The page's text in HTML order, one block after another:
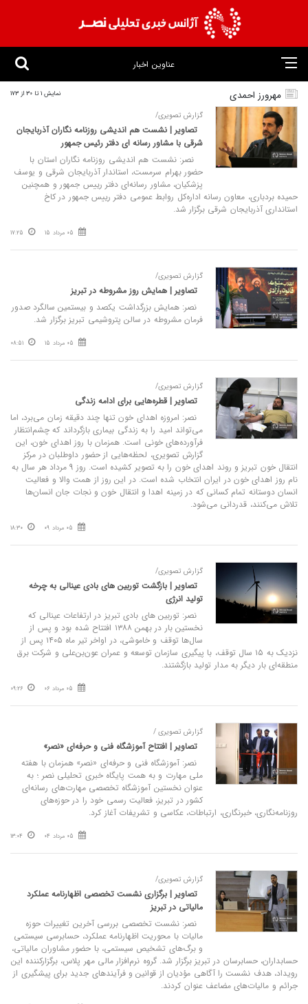
عناوین اخبار
مهرورز احمدی نمایش 1 تا 30 از 173
گزارش تصویری/
تصاویر | نشست هم‌ اندیشی روزنامه‌ نگاران آذربایجان
شرقی با مشاور رسانه‌ ای دفتر رئیس‌ جمهور
نصر: نشست هم‌ اندیشی روزنامه‌ نگاران استان با
حضور بهرام سرمست، استاندار آذربایجان شرقی و یوسف
پزشکیان، مشاور رسانه‌ای دفتر رییس‌ جمهور و همچنین
حمیده بردباری، معاون رسانه اداره‌کل روابط عمومی دفتر رییس‌ جمهور در کاخ
استانداری آذربایجان شرقی برگزار شد.
05 مرداد 15 17:25
گزارش تصویری/
تصاویر | همایش روز مشروطه در تبریز
نصر: همایش بزرگداشت یکصد و بیستمین سالگرد صدور
فرمان مشروطه در سالن پتروشیمی تبریز برگزار شد.
05 مرداد 15 08:51
گزارش تصویری/
تصاویر | قطره‌هایی برای ادامه زندگی
نصر: امروزه اهدای خون تنها چند دقیقه زمان می‌برد، اما
می‌تواند امید را به زندگی بیماری بازگرداند که چشم‌انتظار
فرآورده‌های خونی است. همزمان با روز اهدای خون، این
گزارش تصویری، لحظه‌هایی از حضور داوطلبان در مرکز
انتقال خون تبریز و روند اهدای خون را به تصویر کشیده است. روز 9 مرداد هر سال به
نام روز اهدای خون در ایران انتخاب شده است. در این روز از همت والا و فعالیت
انسان دوستانه تمام کسانی که در زمینه اهدا و انتقال خون و نجات جان انسان‌ها
تلاش می‌کنند، قدردانی می‌شود.
05 مرداد 09 18:30
گزارش تصویری/
تصاویر | بازگشت توربین‌ های بادی عینالی به چرخه
تولید انرژی
نصر: توربین‌ های بادی تبریز در ارتفاعات عینالی که
نخستین بار در بهمن ۱۳۸۸ افتتاح شده بود و پس از
سال‌ها توقف و خاموشی، در اواخر تیر ماه ۱۴۰۵ پس از
نزدیک به ۱۵ سال توقف، با پیگیری سازمان توسعه و عمران عون‌بن‌علی و شرکت برق
منطقه‌ای بار دیگر به مدار تولید بازگشتند.
05 مرداد 06 09:26
گزارش تصویری /
تصاویر | افتتاح آموزشگاه فنی و حرفه‌ای «نصر»
نصر: آموزشگاه فنی و حرفه‌ای «نصر» همزمان با هفته
ملی مهارت و به همت پایگاه خبری تحلیلی نصر ؛ به
عنوان نخستین آموزشگاه تخصصی مهارت‌های رسانه‌ای
کشور در تبریز، فعالیت رسمی خود را در حوزه‌های
روزنامه‌نگاری، خبرنگاری، ارتباطات، عکاسی و تشریفات آغاز کرد.
05 مرداد 04 13:04
گزارش تصویری/
تصاویر | برگزاری نشست تخصصی اظهارنامه عملکرد
مالیاتی در تبریز
نصر: نشست تخصصی بررسی آخرین تغییرات حوزه
مالیات با محوریت اظهارنامه عملکرد، حسابرسی سیستمی
و برگ‌های تشخیص سیستمی، با حضور مشاوران مالیاتی،
حسابداران، حسابرسان در تبریز برگزار شد. گروه نرم‌افزار مالی مهر پلاس، برگزارکننده این
رویداد، هدف نشست را آگاهی مؤدیان از قوانین و فرآیندهای جدید برای پیشگیری از
جرائم و مالیات‌های مضاعف عنوان کردند.